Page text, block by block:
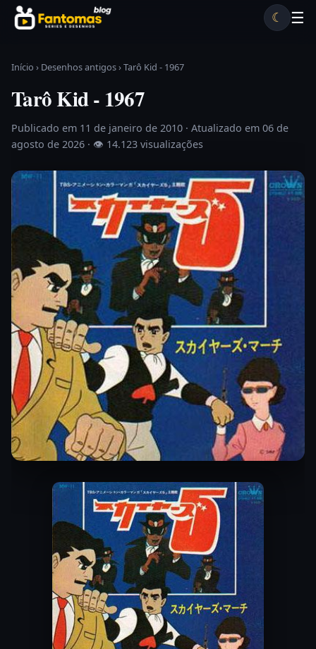
Pular para o conteúdo
☰
☾
Início › Desenhos antigos›Tarô Kid - 1967
Tarô Kid - 1967
Publicado em 11 de janeiro de 2010 · Atualizado em 06 de
agosto de 2026 · 👁 14.123 visualizações